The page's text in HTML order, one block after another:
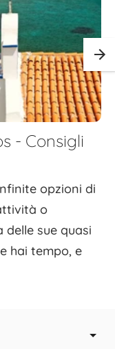
- Consigli
opzioni di
o
delle sue quasi
hai tempo, e